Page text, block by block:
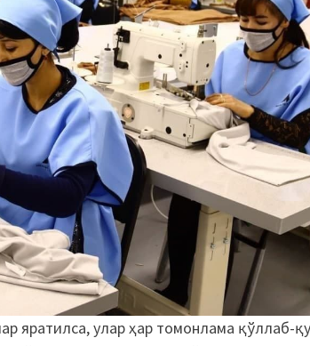
яратилса, улар ҳар томонлама қўллаб-